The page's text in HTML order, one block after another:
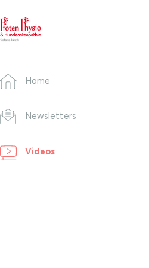
Home
Newsletters
Videos